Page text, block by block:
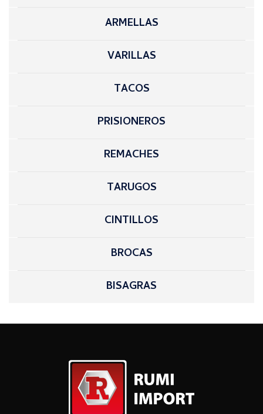
ARMELLAS
VARILLAS
TACOS
PRISIONEROS
REMACHES
TARUGOS
CINTILLOS
BROCAS
BISAGRAS